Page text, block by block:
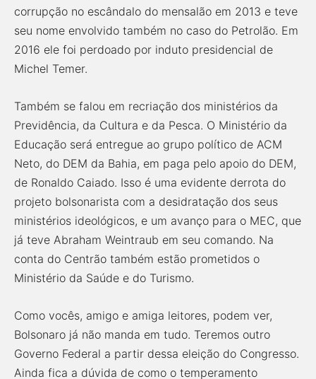
corrupção no escândalo do mensalão em 2013 e teve
seu nome envolvido também no caso do Petrolão. Em
2016 ele foi perdoado por induto presidencial de
Michel Temer.
Também se falou em recriação dos ministérios da
Previdência, da Cultura e da Pesca. O Ministério da
Educação será entregue ao grupo político de ACM
Neto, do DEM da Bahia, em paga pelo apoio do DEM,
de Ronaldo Caiado. Isso é uma evidente derrota do
projeto bolsonarista com a desidratação dos seus
ministérios ideológicos, e um avanço para o MEC, que
já teve Abraham Weintraub em seu comando. Na
conta do Centrão também estão prometidos o
Ministério da Saúde e do Turismo.
Como vocês, amigo e amiga leitores, podem ver,
Bolsonaro já não manda em tudo. Teremos outro
Governo Federal a partir dessa eleição do Congresso.
Ainda fica a dúvida de como o temperamento